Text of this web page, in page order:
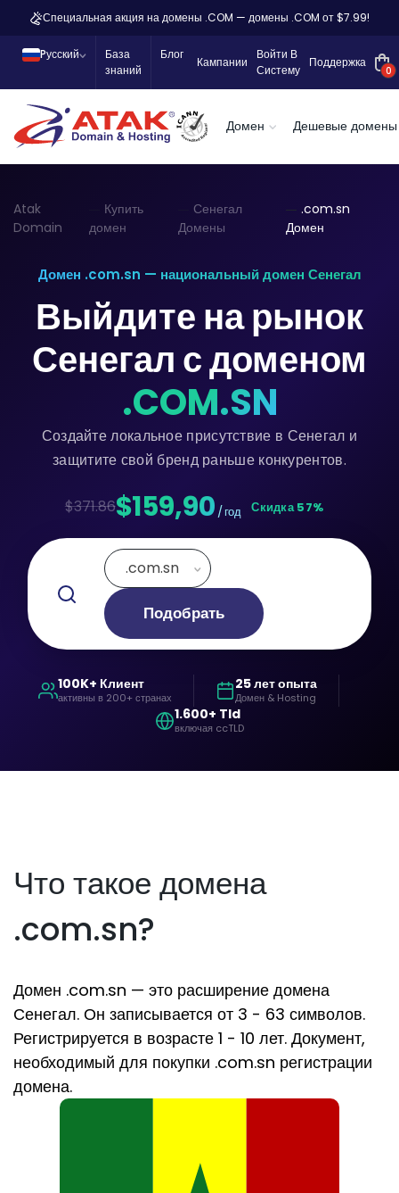
Специальная акция на домены .COM — домены .COM от $7.99!
Pусский
База
знаний
Блог
Кампании
Войти В
Систему
Поддержка
0
Домен Дешевые домены
Atak
Domain
Купить
домен
Сенегал
Домены
.com.sn
Домен
Домен .com.sn — национальный домен Сенегал
Выйдите на рынок
Сенегал с доменом
.COM.SN
Создайте локальное присутствие в Сенегал и
защитите свой бренд раньше конкурентов.
$371.86$159,90 / год Скидка 57%
.com.sn
Подобрать
100K+ Клиент
активны в 200+ странах
25 лет опыта
Домен & Hosting
1.600+ Tld
включая ccTLD
Что такое домена
.com.sn?
Домен .com.sn — это расширение домена
Сенегал. Он записывается от 3 - 63 символов.
Регистрируется в возрасте 1 - 10 лет. Документ,
необходимый для покупки .com.sn регистрации
домена.